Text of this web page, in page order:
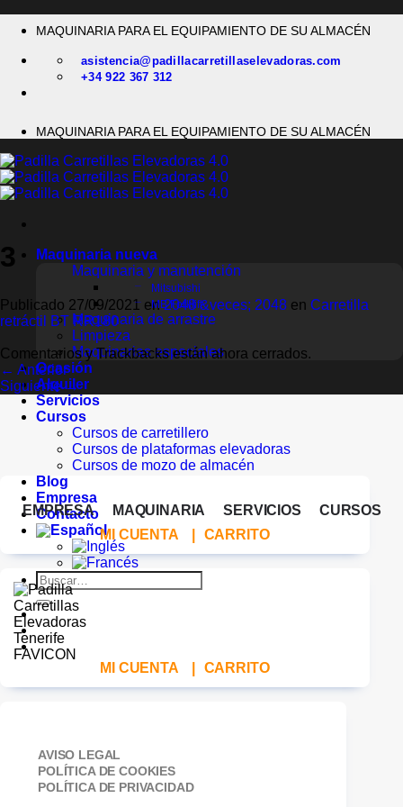
MAQUINARIA PARA EL EQUIPAMIENTO DE SU ALMACÉN
asistencia@padillacarretillaselevadoras.com
+34 922 367 312
MAQUINARIA PARA EL EQUIPAMIENTO DE SU ALMACÉN
Maquinaria nueva
Maquinaria y manutención
Mitsubishi
MB Forklift
Maquinaria de arrastre
Limpieza
Maquinarias especiales
Ocasión
Alquiler
Servicios
Cursos
Cursos de carretillero
Cursos de plataformas elevadoras
Cursos de mozo de almacén
Blog
Empresa
Contacto
Buscar
por:
3
Publicado 27/09/2021en2048 &veces; 2048 en Carretilla
retráctil BT RR180
Comentarios y Trackbacks están ahora cerrados.
← Anterior
Siguiente→
EMPRESA MAQUINARIA SERVICIOS
CURSOS
MI CUENTA
CARRITO
MI CUENTA CARRITO
AVISO LEGAL
POLÍTICA DE COOKIES
POLÍTICA DE PRIVACIDAD